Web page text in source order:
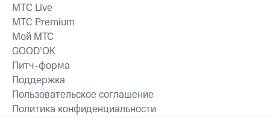
MTС Live
MTС Premium
Мой МТС
GOOD’OK
Питч-форма
Поддержка
Пользовательское соглашение
Политика конфиденциальности